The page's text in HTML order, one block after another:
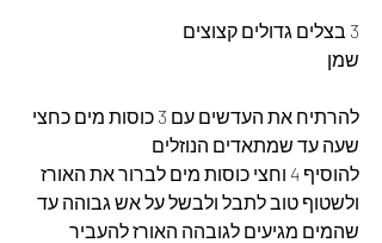
3 בצלים גדולים קצוצים
שמן
להרתיח את העדשים עם 3 כוסות מים כחצי
שעה עד שמתאדים הנוזלים
להוסיף 4 וחצי כוסות מים לברור את האורז
ולשטוף טוב לתבל ולבשל על אש גבוהה עד
שהמים מגיעים לגובהה האורז להעביר